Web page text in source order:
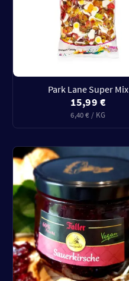
Park Lane Super Mix
15,99 €
6,40 € / KG